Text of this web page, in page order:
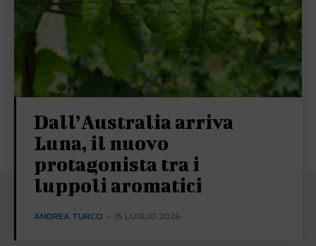
Dall’Australia arriva
Luna, il nuovo
protagonista tra i
luppoli aromatici
ANDREA TURCO - 15 LUGLIO 2026